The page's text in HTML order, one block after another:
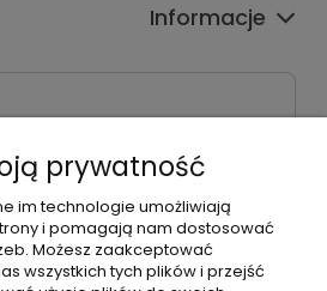
Informacje
RBL
prywatność
im technologie umożliwiają
i pomagają nam dostosować
Możesz zaakceptować
wszystkich tych plików i przejść